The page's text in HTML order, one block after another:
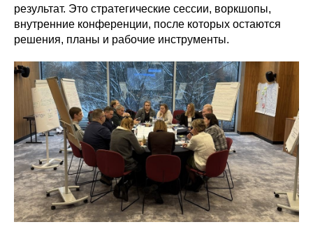
результат. Это стратегические сессии, воркшопы,
внутренние конференции, после которых остаются
решения, планы и рабочие инструменты.